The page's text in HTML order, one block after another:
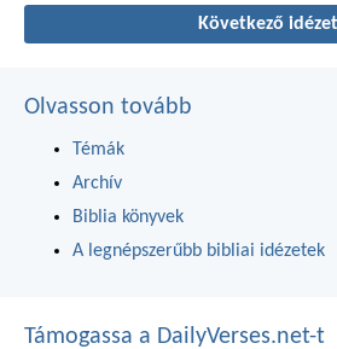
Következő
Olvasson tovább
Témák
Archív
Biblia könyvek
A legnépszerűbb bibliai idézetek
Támogassa a DailyVerses.net-t